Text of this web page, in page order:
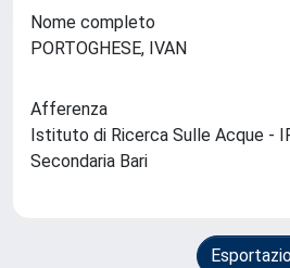
Nome completo
PORTOGHESE, IVAN
Afferenza
Istituto di Ricerca Sulle Acque -
Secondaria Bari